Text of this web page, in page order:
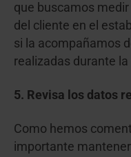
que buscamos
del cliente en el
si la acompañamos
realizadas durante la
5. Revisa los datos
Como hemos
importante